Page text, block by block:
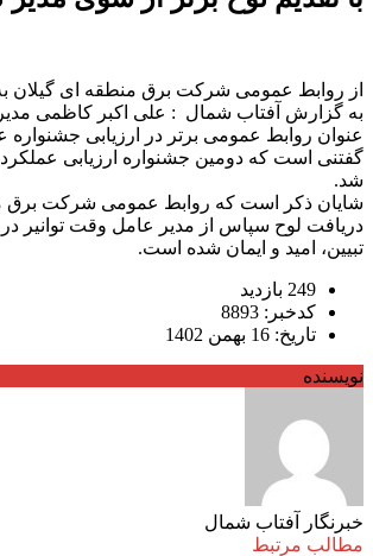
از روابط عمومی شرکت برق منطقه ای گیلان
به گزارش آفتاب شمال : علی اکبر کاظمی
عنوان روابط عمومی برتر در ارزیابی جشنواره عملکرد
گفتنی است که دومین جشنواره ارزیابی
شد.
شایان ذکر است که روابط عمومی شرکت برق
دریافت لوح سپاس از مدیر عامل وقت توانیر
تبیین، امید و ایمان شده است.
249 بازدید
کدخبر: 8893
تاریخ: 16 بهمن 1402
نویسنده
خبرنگار آفتاب شمال
مطالب مرتبط